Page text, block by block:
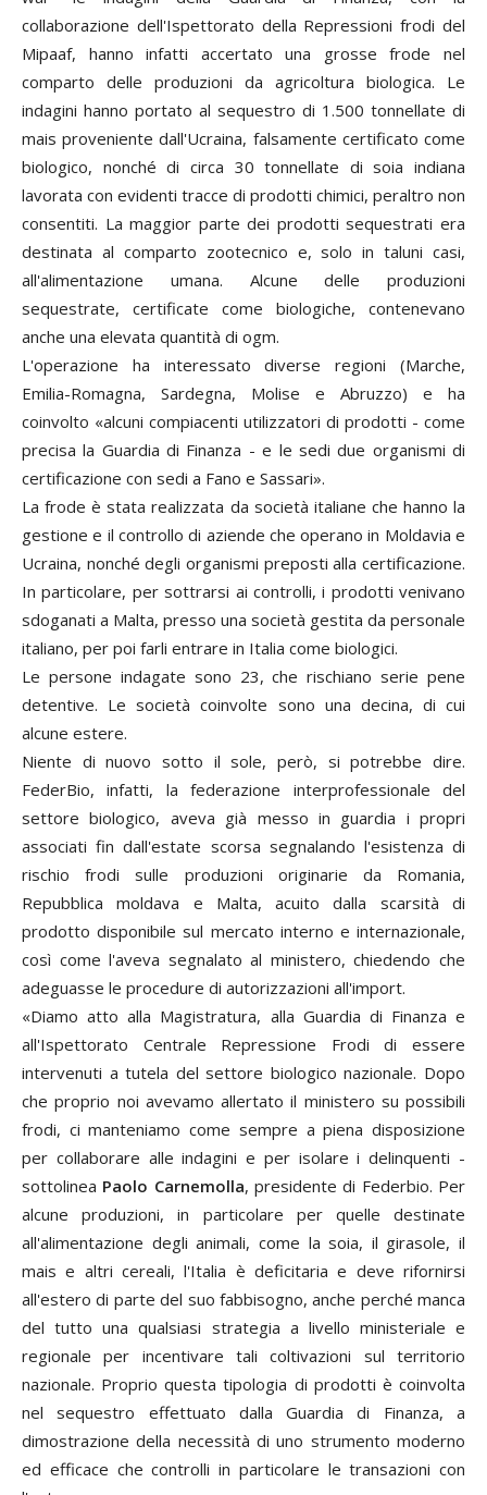
collaborazione dell'Ispettorato della Repressioni frodi del
Mipaaf, hanno infatti accertato una grosse frode nel
comparto delle produzioni da agricoltura biologica. Le
indagini hanno portato al sequestro di 1.500 tonnellate di
mais proveniente dall'Ucraina, falsamente certificato come
biologico, nonché di circa 30 tonnellate di soia indiana
lavorata con evidenti tracce di prodotti chimici, peraltro non
consentiti. La maggior parte dei prodotti sequestrati era
destinata al comparto zootecnico e, solo in taluni casi,
all'alimentazione umana. Alcune delle produzioni
sequestrate, certificate come biologiche, contenevano
anche una elevata quantità di ogm.
L'operazione ha interessato diverse regioni (Marche,
Emilia-Romagna, Sardegna, Molise e Abruzzo) e ha
coinvolto «alcuni compiacenti utilizzatori di prodotti - come
precisa la Guardia di Finanza - e le sedi due organismi di
certificazione con sedi a Fano e Sassari».
La frode è stata realizzata da società italiane che hanno la
gestione e il controllo di aziende che operano in Moldavia e
Ucraina, nonché degli organismi preposti alla certificazione.
In particolare, per sottrarsi ai controlli, i prodotti venivano
sdoganati a Malta, presso una società gestita da personale
italiano, per poi farli entrare in Italia come biologici.
Le persone indagate sono 23, che rischiano serie pene
detentive. Le società coinvolte sono una decina, di cui
alcune estere.
Niente di nuovo sotto il sole, però, si potrebbe dire.
FederBio, infatti, la federazione interprofessionale del
settore biologico, aveva già messo in guardia i propri
associati fin dall'estate scorsa segnalando l'esistenza di
rischio frodi sulle produzioni originarie da Romania,
Repubblica moldava e Malta, acuito dalla scarsità di
prodotto disponibile sul mercato interno e internazionale,
così come l'aveva segnalato al ministero, chiedendo che
adeguasse le procedure di autorizzazioni all'import.
«Diamo atto alla Magistratura, alla Guardia di Finanza e
all'Ispettorato Centrale Repressione Frodi di essere
intervenuti a tutela del settore biologico nazionale. Dopo
che proprio noi avevamo allertato il ministero su possibili
frodi, ci manteniamo come sempre a piena disposizione
per collaborare alle indagini e per isolare i delinquenti -
sottolinea Paolo Carnemolla, presidente di Federbio. Per
alcune produzioni, in particolare per quelle destinate
all'alimentazione degli animali, come la soia, il girasole, il
mais e altri cereali, l'Italia è deficitaria e deve rifornirsi
all'estero di parte del suo fabbisogno, anche perché manca
del tutto una qualsiasi strategia a livello ministeriale e
regionale per incentivare tali coltivazioni sul territorio
nazionale. Proprio questa tipologia di prodotti è coinvolta
nel sequestro effettuato dalla Guardia di Finanza, a
dimostrazione della necessità di uno strumento moderno
ed efficace che controlli in particolare le transazioni con